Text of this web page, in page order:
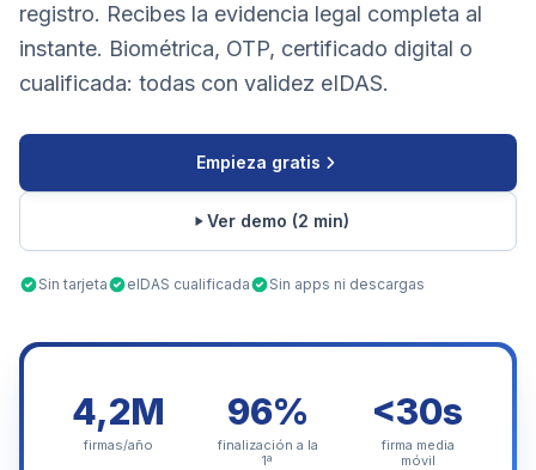
registro. Recibes la evidencia legal completa al
instante. Biométrica, OTP, certificado digital o
cualificada: todas con validez eIDAS.
Empieza gratis
Ver demo (2 min)
Sin tarjeta eIDAS cualificada Sin apps ni descargas
4,2M
firmas/año
96%
finalización a la
1ª
<30s
firma media
móvil